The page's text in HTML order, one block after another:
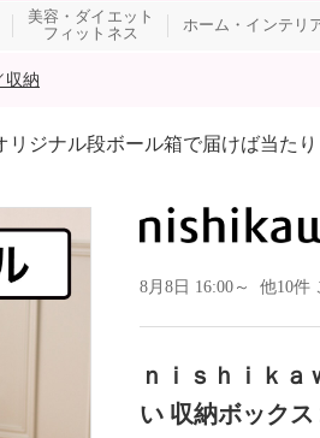
美容・ダイエット
フィットネス
ホーム・インテリ
収納
リジナル段ボール箱で届けば当た
8月8日 16:00～ 他10件
ｎｉｓｈｉｋ
い 収納ボック